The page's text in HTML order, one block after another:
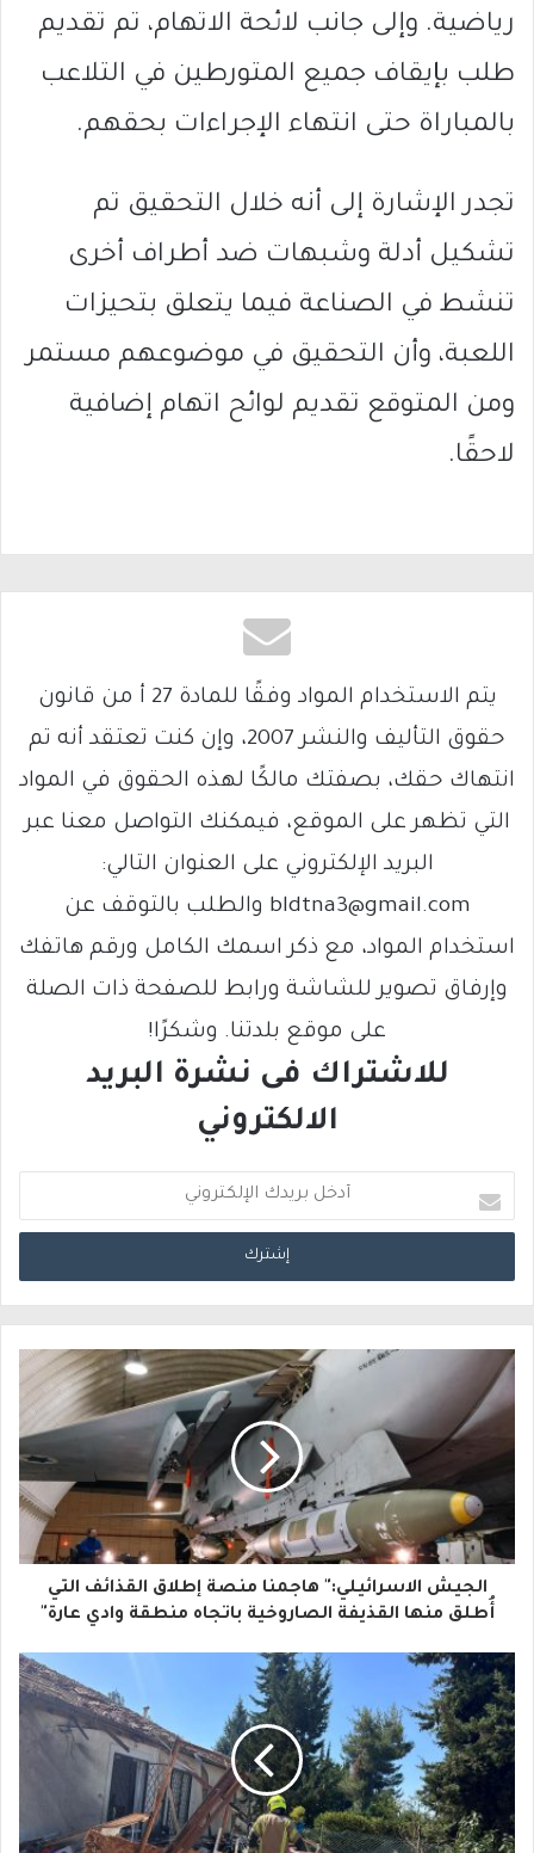
رياضية. وإلى جانب لائحة الاتهام، تم تقديم
طلب بإيقاف جميع المتورطين في التلاعب
بالمباراة حتى انتهاء الإجراءات بحقهم.
تجدر الإشارة إلى أنه خلال التحقيق تم
تشكيل أدلة وشبهات ضد أطراف أخرى
تنشط في الصناعة فيما يتعلق بتحيزات
اللعبة، وأن التحقيق في موضوعهم مستمر
ومن المتوقع تقديم لوائح اتهام إضافية
لاحقًا.
يتم الاستخدام المواد وفقًا للمادة 27 أ من قانون
حقوق التأليف والنشر 2007، وإن كنت تعتقد أنه تم
انتهاك حقك، بصفتك مالكًا لهذه الحقوق في المواد
التي تظهر على الموقع، فيمكنك التواصل معنا عبر
البريد الإلكتروني على العنوان التالي:
bldtna3@gmail.com والطلب بالتوقف عن
استخدام المواد، مع ذكر اسمك الكامل ورقم هاتفك
وإرفاق تصوير للشاشة ورابط للصفحة ذات الصلة
على موقع بلدتنا. وشكرًا!
للاشتراك فى نشرة البريد
الالكتروني
د
خ
ب
ر
ك
ا
إ
ل
ك
ر
الجيش الاسرائيلي:" هاجمنا منصة إطلاق القذائف التي
أُطلق منها القذيفة الصاروخية باتجاه منطقة وادي عارة"